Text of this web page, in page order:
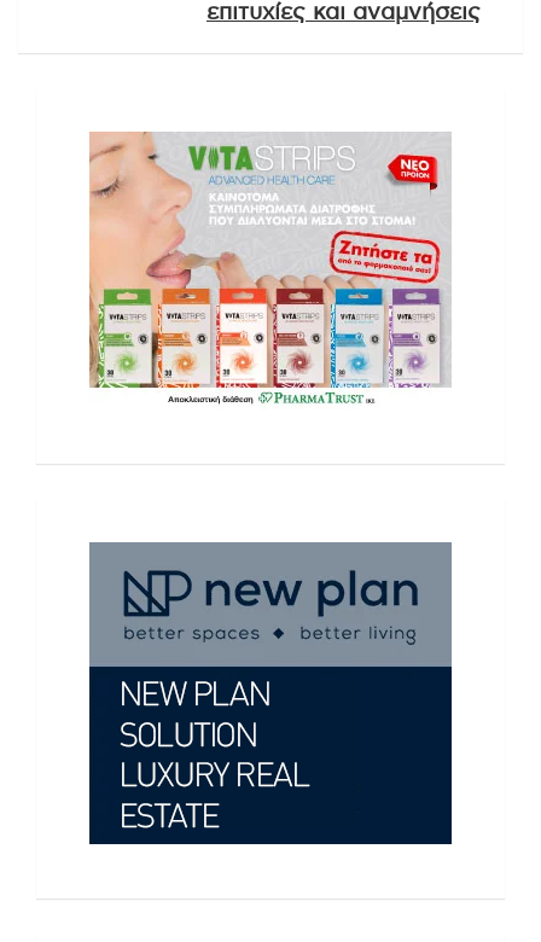
επιτυχίες και αναμνήσεις